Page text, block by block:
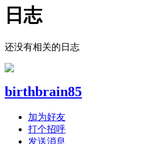
日志
还没有相关的日志
birthbrain85
加为好友
打个招呼
发送消息